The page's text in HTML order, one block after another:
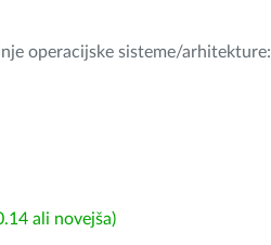
operacijske sisteme/arhitekture:
ali novejša)